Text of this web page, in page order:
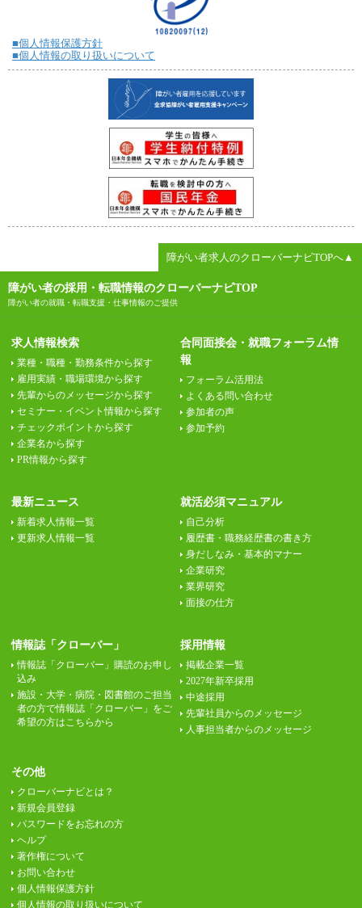
■個人情報保護方針
■個人情報の取り扱いについて
障がい者求人のクローバーナビTOPへ▲
障がい者の採用・転職情報のクローバーナビTOP
障がい者の就職・転職支援・仕事情報のご提供
求人情報検索
業種・職種・勤務条件から探す
雇用実績・職場環境から探す
先輩からのメッセージから探す
セミナー・イベント情報から探す
チェックポイントから探す
企業名から探す
PR情報から探す
合同面接会・就職フォーラム情
報
フォーラム活用法
よくある問い合わせ
参加者の声
参加予約
最新ニュース
新着求人情報一覧
更新求人情報一覧
就活必須マニュアル
自己分析
履歴書・職務経歴書の書き方
身だしなみ・基本的マナー
企業研究
業界研究
面接の仕方
情報誌「クローバー」
情報誌「クローバー」購読のお申し
込み
施設・大学・病院・図書館のご担当
者の方で情報誌「クローバー」をご
希望の方はこちらから
採用情報
掲載企業一覧
2027年新卒採用
中途採用
先輩社員からのメッセージ
人事担当者からのメッセージ
その他
クローバーナビとは？
新規会員登録
パスワードをお忘れの方
ヘルプ
著作権について
お問い合わせ
個人情報保護方針
個人情報の取り扱いについて